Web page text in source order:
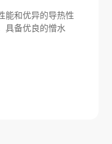
能和优异的导热性
具备优良的憎水